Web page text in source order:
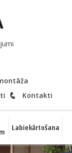
Kontakti
Labiekārtošana